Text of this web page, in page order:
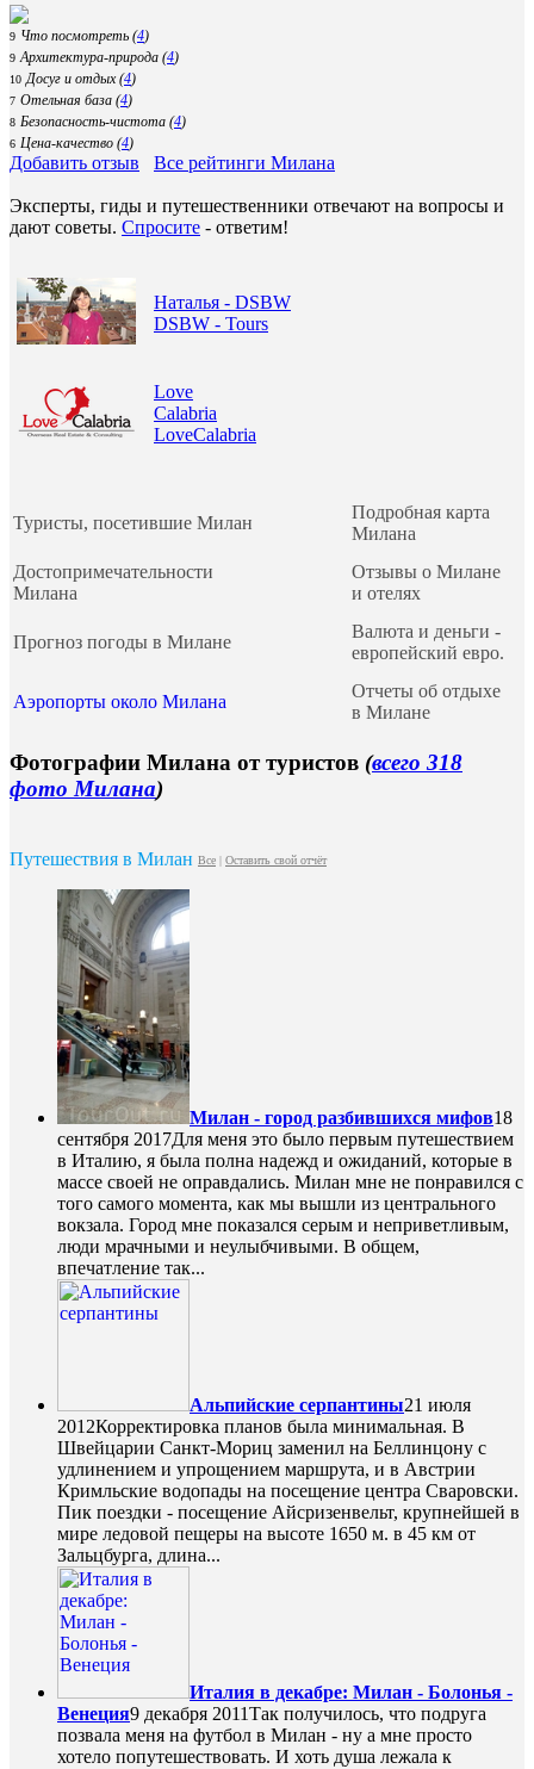
9 Что посмотреть (4)
9 Архитектура-природа (4)
10 Досуг и отдых (4)
7 Отельная база (4)
8 Безопасность-чистота (4)
6 Цена-качество (4)
Добавить отзыв Все рейтинги Милана
Эксперты, гиды и путешественники отвечают на вопросы и
дают советы. Спросите - ответим!
Наталья - DSBW
DSBW - Tours
Love
Calabria
LoveCalabria
Туристы, посетившие Милан
Подробная карта
Милана
Достопримечательности
Милана
Отзывы о Милане
и отелях
Прогноз погоды в Милане
Валюта и деньги -
европейский евро.
Аэропорты около Милана
Отчеты об отдыхе
в Милане
Фотографии Милана от туристов (всего 318
фото Милана)
Путешествия в Милан Все | Оставить свой отчёт
Милан - город разбившихся мифов18
сентября 2017Для меня это было первым путешествием
в Италию, я была полна надежд и ожиданий, которые в
массе своей не оправдались. Милан мне не понравился с
того самого момента, как мы вышли из центрального
вокзала. Город мне показался серым и неприветливым,
люди мрачными и неулыбчивыми. В общем,
впечатление так...
Альпийские серпантины21 июля
2012Корректировка планов была минимальная. В
Швейцарии Санкт-Мориц заменил на Беллинцону с
удлинением и упрощением маршрута, и в Австрии
Кримльские водопады на посещение центра Сваровски.
Пик поездки - посещение Айсризенвельт, крупнейшей в
мире ледовой пещеры на высоте 1650 м. в 45 км от
Зальцбурга, длина...
Италия в декабре: Милан - Болонья -
Венеция9 декабря 2011Так получилось, что подруга
позвала меня на футбол в Милан - ну а мне просто
хотело попутешествовать. И хоть душа лежала к